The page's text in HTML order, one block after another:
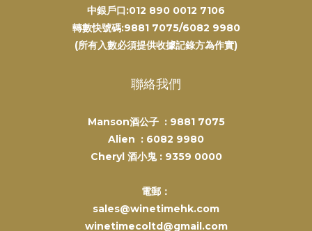
中銀戶口:012 890 0012 7106
轉數快號碼:9881 7075/6082 9980
(所有入數必須提供收據記錄方為作實)
聯絡我們
Manson酒公子 : 9881 7075
Alien : 6082 9980
Cheryl 酒小鬼 : 9359 0000
電郵：
sales@winetimehk.com
winetimecoltd@gmail.com